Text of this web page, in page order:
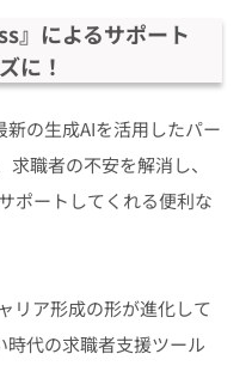
』によるサポート
に！
の生成AIを活用したパー
職者の不安を解消し、
ポートしてくれる便利な
リア形成の形が進化して
代の求職者支援ツール